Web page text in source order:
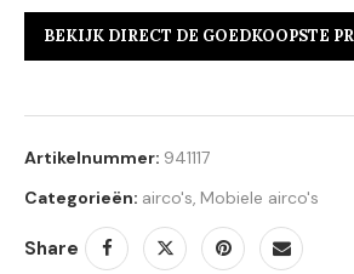
BEKIJK DIRECT DE GOEDKOOPSTE
Artikelnummer: 941117
Categorieën: airco's, Mobiele airco's
Share